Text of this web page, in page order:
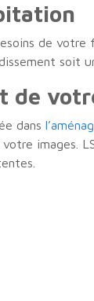
de votre
soit
de
dans